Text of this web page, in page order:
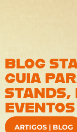
BLOG
GUIA
STANDS,
EVENTOS
ARTIGOS | BLOG